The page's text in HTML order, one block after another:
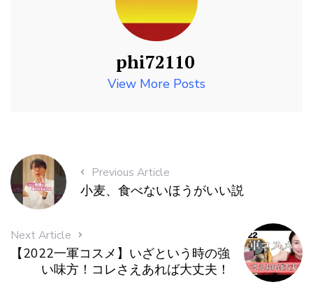
phi72110
View More Posts
Previous Article
小麦、食べないほうがいい説
Next Article
【2022一軍コスメ】いざという時の強
い味方！コレさえあれば大丈夫！